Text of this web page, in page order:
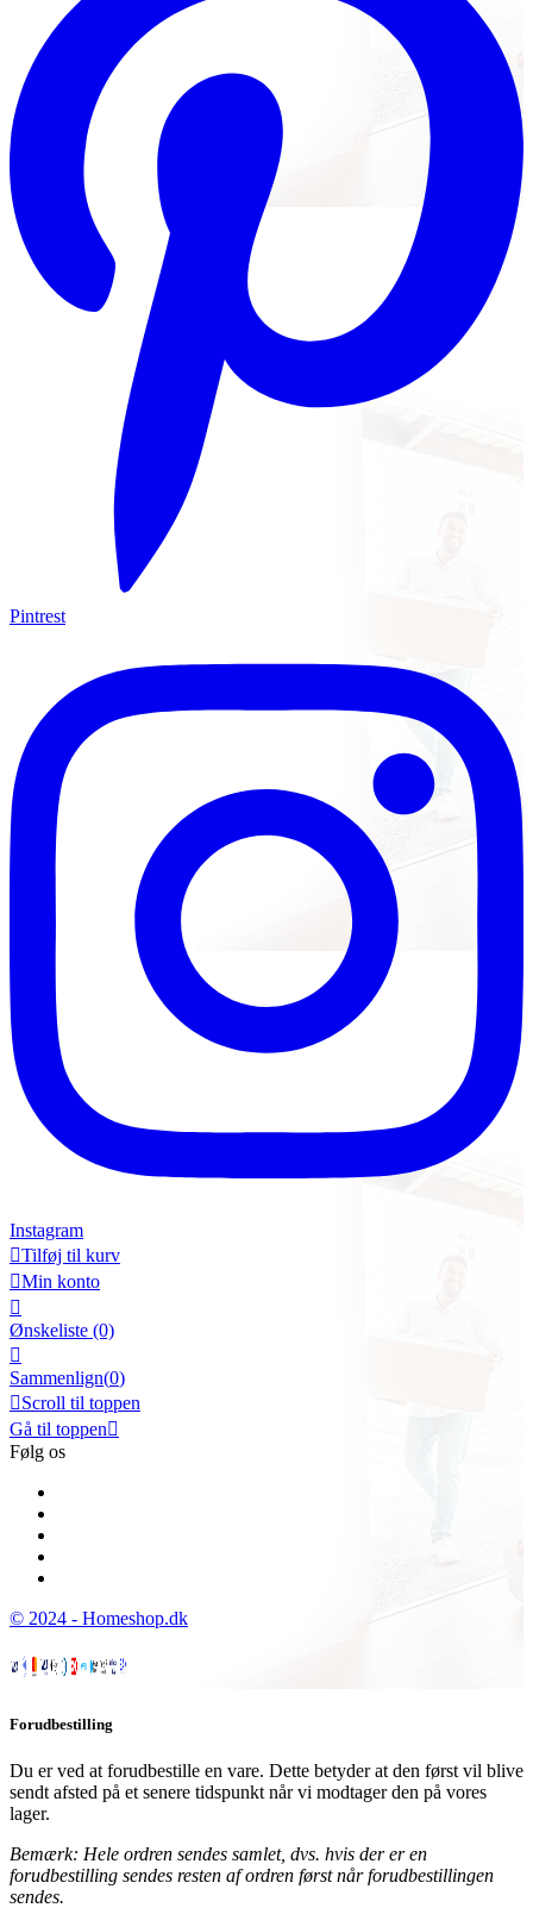
Pintrest
Instagram
Tilføj til kurv
Min konto

Ønskeliste (0)

Sammenlign(0)
Scroll til toppen
Gå til toppen
Følg os
© 2024 - Homeshop.dk
Forudbestilling
Du er ved at forudbestille en vare. Dette betyder at den først vil blive
sendt afsted på et senere tidspunkt når vi modtager den på vores
lager.
Bemærk: Hele ordren sendes samlet, dvs. hvis der er en
forudbestilling sendes resten af ordren først når forudbestillingen
sendes.